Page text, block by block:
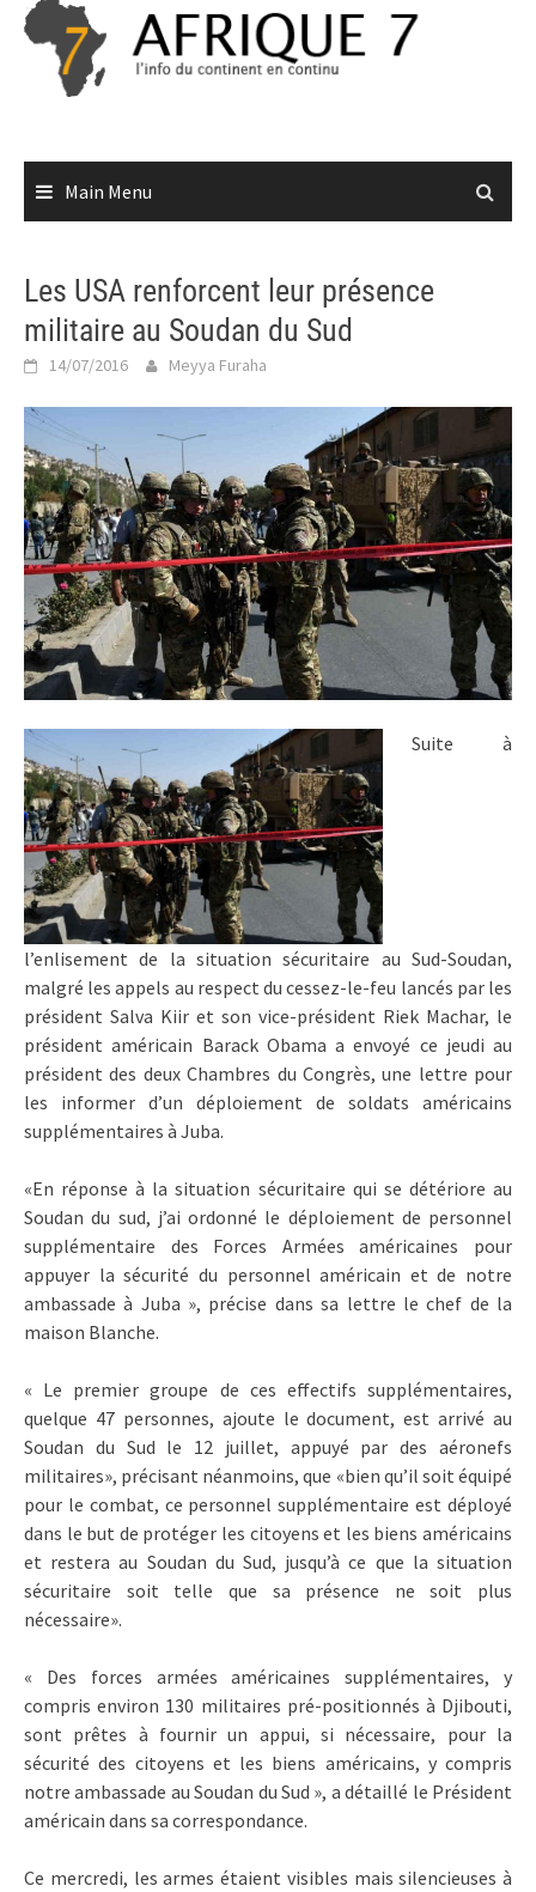
Skip
content
Main Menu
Les USA renforcent leur présence
militaire au Soudan du Sud
14/07/2016 Meyya Furaha
Suite à
l’enlisement de la situation sécuritaire au Sud-Soudan,
malgré les appels au respect du cessez-le-feu lancés par les
président Salva Kiir et son vice-président Riek Machar, le
président américain Barack Obama a envoyé ce jeudi au
président des deux Chambres du Congrès, une lettre pour
les informer d’un déploiement de soldats américains
supplémentaires à Juba.
«En réponse à la situation sécuritaire qui se détériore au
Soudan du sud, j’ai ordonné le déploiement de personnel
supplémentaire des Forces Armées américaines pour
appuyer la sécurité du personnel américain et de notre
ambassade à Juba », précise dans sa lettre le chef de la
maison Blanche.
« Le premier groupe de ces effectifs supplémentaires,
quelque 47 personnes, ajoute le document, est arrivé au
Soudan du Sud le 12 juillet, appuyé par des aéronefs
militaires», précisant néanmoins, que «bien qu’il soit équipé
pour le combat, ce personnel supplémentaire est déployé
dans le but de protéger les citoyens et les biens américains
et restera au Soudan du Sud, jusqu’à ce que la situation
sécuritaire soit telle que sa présence ne soit plus
nécessaire».
« Des forces armées américaines supplémentaires, y
compris environ 130 militaires pré-positionnés à Djibouti,
sont prêtes à fournir un appui, si nécessaire, pour la
sécurité des citoyens et les biens américains, y compris
notre ambassade au Soudan du Sud », a détaillé le Président
américain dans sa correspondance.
Ce mercredi, les armes étaient visibles mais silencieuses à